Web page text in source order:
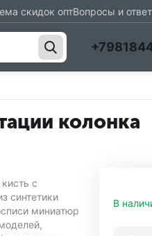
скидок оптВопросы и
колонка
с
синтетики
миниатюр
В